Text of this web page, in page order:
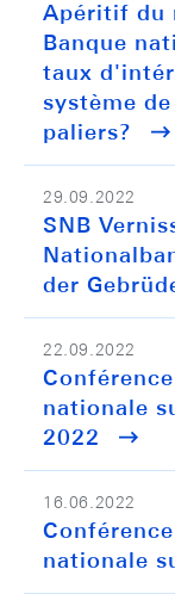
Apéritif du
Banque
taux
système
paliers?
29.09.2022
SNB
der
22.09.2022
nationale
2022
16.06.2022
nationale